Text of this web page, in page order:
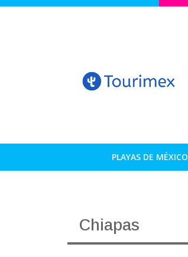
PLAYAS DE MÉXICO
Chiapas